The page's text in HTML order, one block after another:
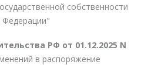
собственности
Федерации"
РФ от 01.12.2025 N
в распоряжение